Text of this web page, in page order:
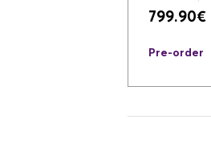
799.90€
Pre-order